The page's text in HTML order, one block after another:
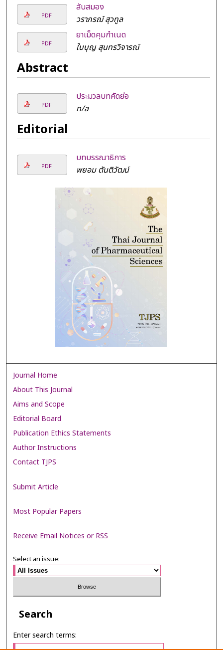
PDF
ลับสมอง
วราภรฌ์ สุวทูล
PDF
ยาเม็ดคุมกำเนด
ใบบุญ สุนทรวิจารณ์
Abstract
PDF
ประมวลบทคัดย่อ
n/a
Editorial
PDF
บทบรรณาธิการ
พยอม ตันติวัฒน์
Journal Home
About This Journal
Aims and Scope
Editorial Board
Publication Ethics Statements
Author Instructions
Contact TJPS
Submit Article
Most Popular Papers
Receive Email Notices or RSS
Select an issue:
Search
Enter search terms: